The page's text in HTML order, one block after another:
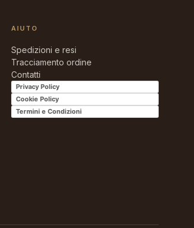
AIUTO
Spedizioni e resi
Tracciamento ordine
Contatti
Privacy Policy
Cookie Policy
Termini e Condizioni